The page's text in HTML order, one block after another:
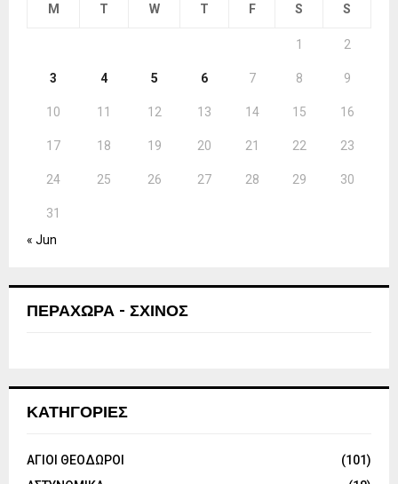
M T W T F S S
1 2
3 4 5 6 7 8 9
10 11 12 13 14 15 16
17 18 19 20 21 22 23
24 25 26 27 28 29 30
31
« Jun
ΠΕΡΑΧΩΡΑ - ΣΧΙΝΟΣ
ΚΑΤΗΓΟΡΙΕΣ
ΑΓΙΟΙ ΘΕΟΔΩΡΟΙ
(101)